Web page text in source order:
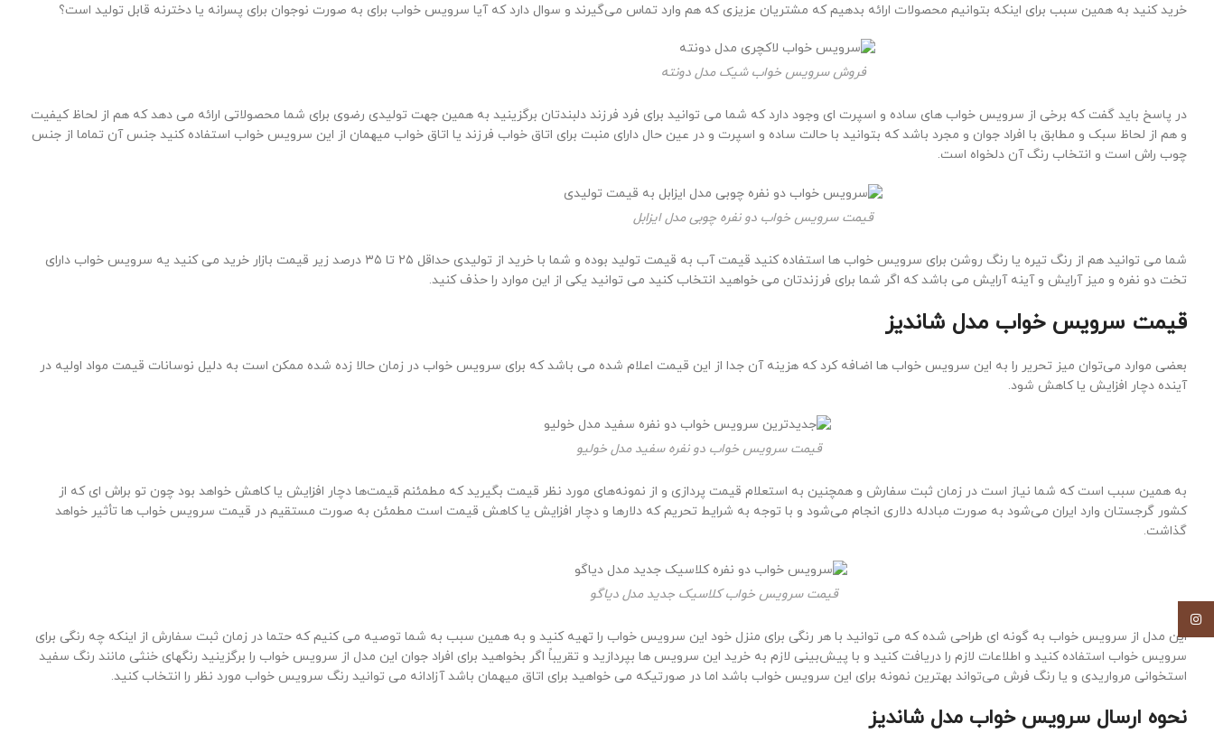
خرید کنید به همین سبب برای اینکه بتوانیم محصولات ارائه بدهیم که مشتریان عزیزی که هم وارد تماس می‌گیرند و سوال دارد که آیا سرویس خواب برای به صورت نوجوان برای پسرانه یا دخترنه قابل تولید است؟
فروش سرویس خواب شیک مدل دونته
در پاسخ باید گفت که برخی از سرویس خواب های ساده و اسپرت ای وجود دارد که شما می توانید برای فرد فرزند دلبندتان برگزینید به همین جهت تولیدی رضوی برای شما محصولاتی ارائه می دهد که هم از لحاظ کیفیت
و هم از لحاظ سبک و مطابق با افراد جوان و مجرد باشد که بتوانید با حالت ساده و اسپرت و در عین حال دارای منبت برای اتاق خواب فرزند یا اتاق خواب میهمان از این سرویس خواب استفاده کنید جنس آن تماما از جنس
چوب راش است و انتخاب رنگ آن دلخواه است.
قیمت سرویس خواب دو نفره چوبی مدل ایزابل
شما می توانید هم از رنگ تیره یا رنگ روشن برای سرویس خواب ها استفاده کنید قیمت آب به قیمت تولید بوده و شما با خرید از تولیدی حداقل ۲۵ تا ۳۵ درصد زیر قیمت بازار خرید می کنید یه سرویس خواب دارای
تخت دو نفره و میز آرایش و آینه آرایش می باشد که اگر شما برای فرزندتان می خواهید انتخاب کنید می توانید یکی از این موارد را حذف کنید.
قیمت سرویس خواب مدل شاندیز
بعضی موارد می‌توان میز تحریر را به این سرویس خواب ها اضافه کرد که هزینه آن جدا از این قیمت اعلام شده می باشد که برای سرویس خواب در زمان حالا زده شده ممکن است به دلیل نوسانات قیمت مواد اولیه در
آینده دچار افزایش یا کاهش شود.
قیمت سرویس خواب دو نفره سفید مدل خولیو
به همین سبب است که شما نیاز است در زمان ثبت سفارش و همچنین به استعلام قیمت پردازی و از نمونه‌های مورد نظر قیمت بگیرید که مطمئنم قیمت‌ها دچار افزایش یا کاهش خواهد بود چون تو براش ای که از
کشور گرجستان وارد ایران می‌شود به صورت مبادله دلاری انجام می‌شود و با توجه به شرایط تحریم که دلارها و دچار افزایش یا کاهش قیمت است مطمئن به صورت مستقیم در قیمت سرویس خواب ها تأثیر خواهد
گذاشت.
قیمت سرویس خواب کلاسیک جدید مدل دیاگو
این مدل از سرویس خواب به گونه ای طراحی شده که می توانید با هر رنگی برای منزل خود این سرویس خواب را تهیه کنید و به همین سبب به شما توصیه می کنیم که حتما در زمان ثبت سفارش از اینکه چه رنگی برای
سرویس خواب استفاده کنید و اطلاعات لازم را دریافت کنید و با پیش‌بینی لازم به خرید این سرویس ها بپردازید و تقریباً اگر بخواهید برای افراد جوان این مدل از سرویس خواب را برگزینید رنگهای خنثی مانند رنگ سفید
استخوانی مرواریدی و یا رنگ فرش می‌تواند بهترین نمونه برای این سرویس خواب باشد اما در صورتیکه می خواهید برای اتاق میهمان باشد آزادانه می توانید رنگ سرویس خواب مورد نظر را انتخاب کنید.
نحوه ارسال سرویس خواب مدل شاندیز